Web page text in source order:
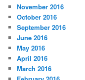
November 2016
October 2016
September 2016
June 2016
May 2016
April 2016
March 2016